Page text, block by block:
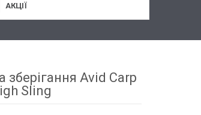
АКЦІЇ
Avid Carp
Sling